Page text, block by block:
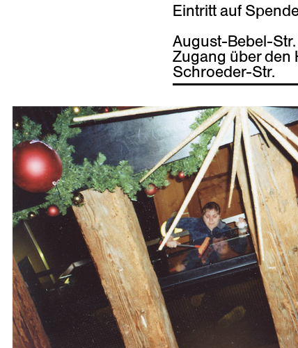
Eintritt auf
August-Bebel-
Zugang über den
Schroeder-Str.